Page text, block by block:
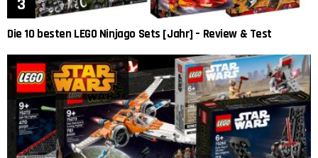
Die 10 besten LEGO Ninjago Sets [Jahr] – Review & Test